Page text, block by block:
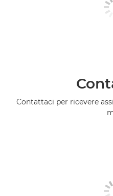
Contattaci per ricevere